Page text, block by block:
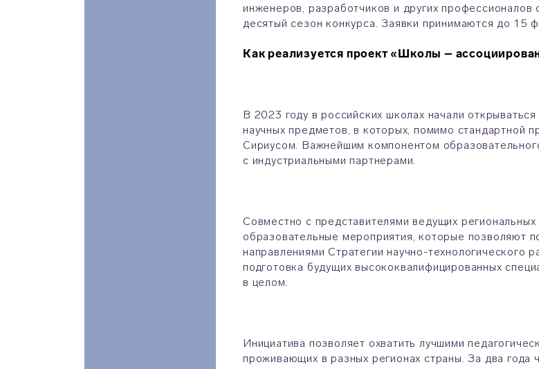
инженеров, разработчиков и других
десятый сезон конкурса. Заявки принимаются до 15
Как реализуется проект «Школы –
В 2023 году в российских школах начали
научных предметов, в которых, помимо стандартной
Сириусом. Важнейшим компонентом
с индустриальными партнерами.
Совместно с представителями ведущих
образовательные мероприятия, которые позволяют
направлениями Стратегии научно-технологического
подготовка будущих высококвалифицированных
в целом.
Инициатива позволяет охватить лучшими
проживающих в разных регионах страны. За два года